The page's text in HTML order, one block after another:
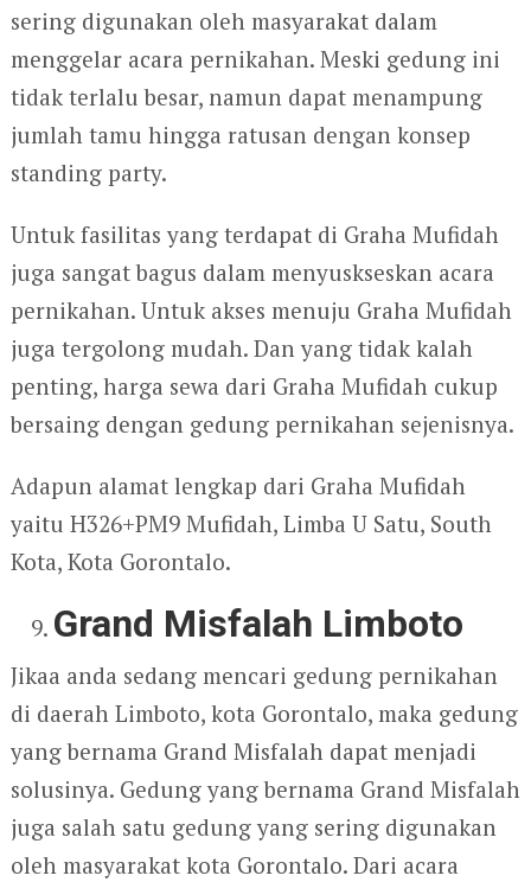
sering digunakan oleh masyarakat dalam
menggelar acara pernikahan. Meski gedung ini
tidak terlalu besar, namun dapat menampung
jumlah tamu hingga ratusan dengan konsep
standing party.
Untuk fasilitas yang terdapat di Graha Mufidah
juga sangat bagus dalam menyuskseskan acara
pernikahan. Untuk akses menuju Graha Mufidah
juga tergolong mudah. Dan yang tidak kalah
penting, harga sewa dari Graha Mufidah cukup
bersaing dengan gedung pernikahan sejenisnya.
Adapun alamat lengkap dari Graha Mufidah
yaitu H326+PM9 Mufidah, Limba U Satu, South
Kota, Kota Gorontalo.
Grand Misfalah Limboto
Jikaa anda sedang mencari gedung pernikahan
di daerah Limboto, kota Gorontalo, maka gedung
yang bernama Grand Misfalah dapat menjadi
solusinya. Gedung yang bernama Grand Misfalah
juga salah satu gedung yang sering digunakan
oleh masyarakat kota Gorontalo. Dari acara